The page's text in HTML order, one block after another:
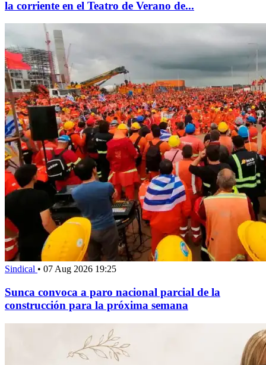
la corriente en el Teatro de Verano de...
Sindical • 07 Aug 2026 19:25
Sunca convoca a paro nacional parcial de la
construcción para la próxima semana